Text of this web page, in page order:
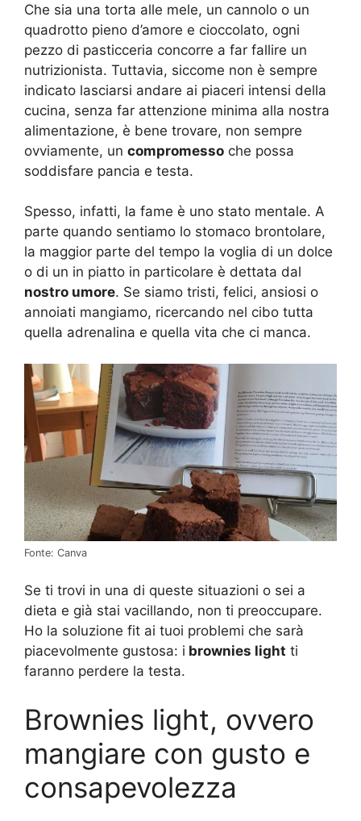
Che sia una torta alle mele, un cannolo o un
quadrotto pieno d’amore e cioccolato, ogni
pezzo di pasticceria concorre a far fallire un
nutrizionista. Tuttavia, siccome non è sempre
indicato lasciarsi andare ai piaceri intensi della
cucina, senza far attenzione minima alla nostra
alimentazione, è bene trovare, non sempre
ovviamente, un compromesso che possa
soddisfare pancia e testa.
Spesso, infatti, la fame è uno stato mentale. A
parte quando sentiamo lo stomaco brontolare,
la maggior parte del tempo la voglia di un dolce
o di un in piatto in particolare è dettata dal
nostro umore. Se siamo tristi, felici, ansiosi o
annoiati mangiamo, ricercando nel cibo tutta
quella adrenalina e quella vita che ci manca.
Fonte: Canva
Se ti trovi in una di queste situazioni o sei a
dieta e già stai vacillando, non ti preoccupare.
Ho la soluzione fit ai tuoi problemi che sarà
piacevolmente gustosa: i brownies light ti
faranno perdere la testa.
Brownies light, ovvero
mangiare con gusto e
consapevolezza